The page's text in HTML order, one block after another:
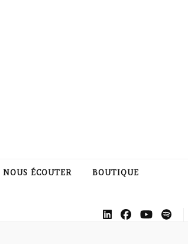
NOUS ÉCOUTER BOUTIQUE